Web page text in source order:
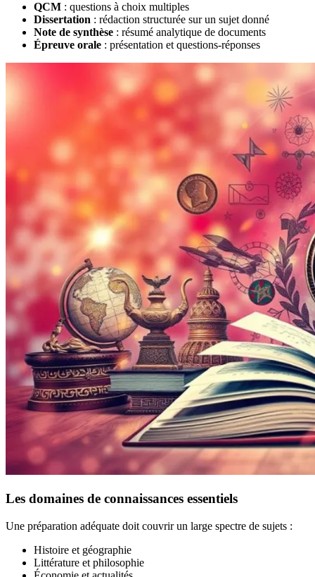
QCM : questions à choix multiples
Dissertation : rédaction structurée sur un sujet donné
Note de synthèse : résumé analytique de documents
Épreuve orale : présentation et questions-réponses
Les domaines de connaissances essentiels
Une préparation adéquate doit couvrir un large spectre de sujets :
Histoire et géographie
Littérature et philosophie